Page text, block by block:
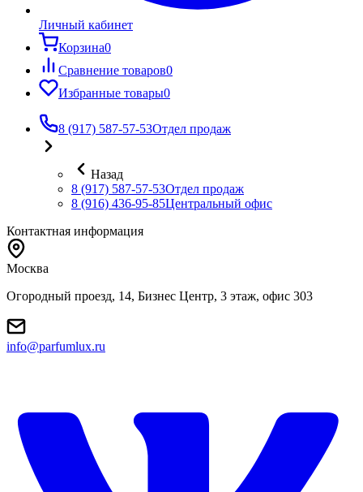
Личный кабинет
Корзина0
Сравнение товаров0
Избранные товары0
8 (917) 587-57-53Отдел продаж
Назад
8 (917) 587-57-53Отдел продаж
8 (916) 436-95-85Центральный офис
Контактная информация
Москва
Огородный проезд, 14, Бизнес Центр, 3 этаж, офис 303
info@parfumlux.ru